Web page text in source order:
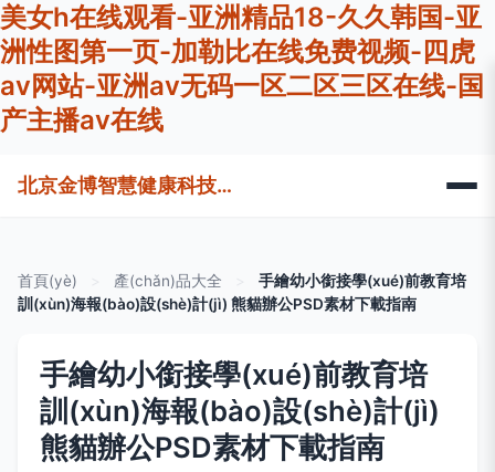
美女h在线观看-亚洲精品18-久久韩国-亚
洲性图第一页-加勒比在线免费视频-四虎
av网站-亚洲av无码一区二区三区在线-国
产主播av在线
北京金博智慧健康科技有限公司
首頁(yè) 產(chǎn)品大全
手繪幼小銜接學(xué)前教育培
訓(xùn)海報(bào)設(shè)計(jì) 熊貓辦公PSD素材下載指南
手繪幼小銜接學(xué)前教育培
訓(xùn)海報(bào)設(shè)計(jì)
熊貓辦公PSD素材下載指南